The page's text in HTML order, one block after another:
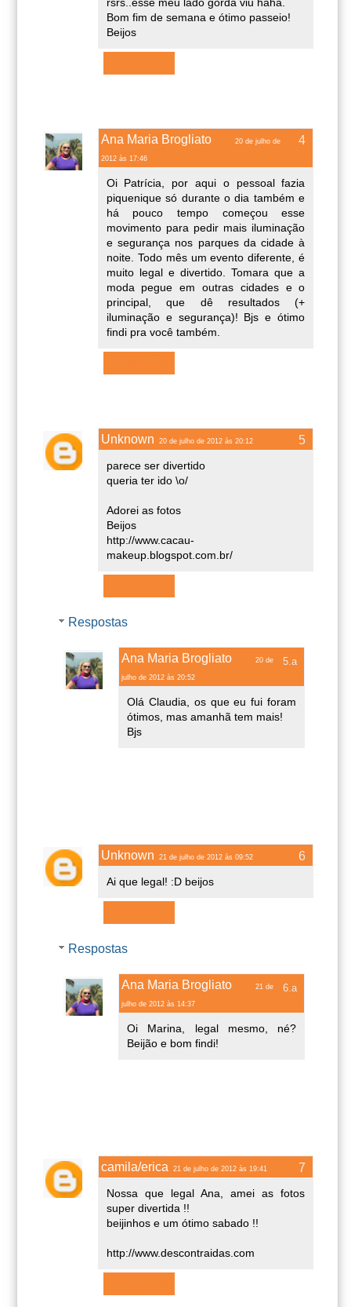
rsrs..esse meu lado gorda viu haha.
Bom fim de semana e ótimo passeio!
Beijos
Ana Maria Brogliato 20 de julho de
2012 às 17:46
Oi Patrícia, por aqui o pessoal fazia
piquenique só durante o dia também e
há pouco tempo começou esse
movimento para pedir mais iluminação
e segurança nos parques da cidade à
noite. Todo mês um evento diferente, é
muito legal e divertido. Tomara que a
moda pegue em outras cidades e o
principal, que dê resultados (+
iluminação e segurança)! Bjs e ótimo
findi pra você também.
Unknown 20 de julho de 2012 às 20:12
parece ser divertido
queria ter ido \o/
Adorei as fotos
Beijos
http://www.cacau-
makeup.blogspot.com.br/
Respostas
Ana Maria Brogliato 20 de
julho de 2012 às 20:52
Olá Claudia, os que eu fui foram
ótimos, mas amanhã tem mais!
Bjs
Unknown 21 de julho de 2012 às 09:52
Ai que legal! :D beijos
Respostas
Ana Maria Brogliato 21 de
julho de 2012 às 14:37
Oi Marina, legal mesmo, né?
Beijão e bom findi!
camila/erica 21 de julho de 2012 às 19:41
Nossa que legal Ana, amei as fotos
super divertida !!
beijinhos e um ótimo sabado !!
http://www.descontraidas.com